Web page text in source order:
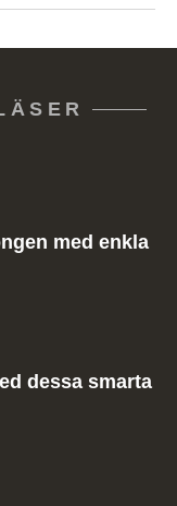
med enkla
dessa smarta